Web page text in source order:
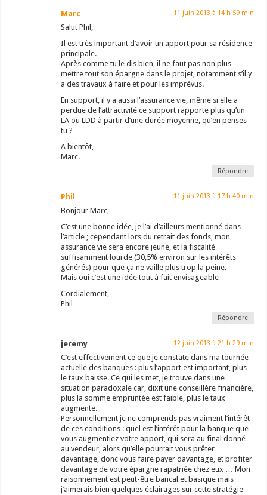
Marc 11 juin 2013 à 14 h 59 min
Salut Phil,
Il est très important d’avoir un apport pour sa résidence
principale.
Après comme tu le dis bien, il ne faut pas non plus
mettre tout son épargne dans le projet, notamment s’il y
a des travaux à faire et pour les imprévus.
En support, il y a aussi l’assurance vie, même si elle a
perdue de l’attractivité ce support rapporte plus qu’un
LA ou LDD à partir d’une durée moyenne, qu’en penses-
tu ?
A bientôt,
Marc.
Répondre
Phil 11 juin 2013 à 17 h 40 min
Bonjour Marc,
C’est une bonne idée, je l’ai d’ailleurs mentionné dans
l’article ; cependant lors du retrait des fonds, mon
assurance vie sera encore jeune, et la fiscalité
suffisamment lourde (30,5% environ sur les intérêts
générés) pour que ça ne vaille plus trop la peine.
Mais oui c’est une idée tout à fait envisageable
Cordialement,
Phil
Répondre
jeremy 12 juin 2013 à 21 h 29 min
C’est effectivement ce que je constate dans ma tournée
actuelle des banques : plus l’apport est important, plus
le taux baisse. Ce qui les met, je trouve dans une
situation paradoxale car, dixit une conseillère financière,
plus la somme empruntée est faible, plus le taux
augmente.
Personnellement je ne comprends pas vraiment l’intérêt
de ces conditions : quel est l’intérêt pour la banque que
vous augmentiez votre apport, qui sera au final donné
au vendeur, alors qu’elle pourrait vous prêter
davantage, donc vous faire payer davantage, et profiter
davantage de votre épargne rapatriée chez eux … Mon
raisonnement est peut-être bancal et basique mais
j’aimerais bien quelques éclairages sur cette stratégie